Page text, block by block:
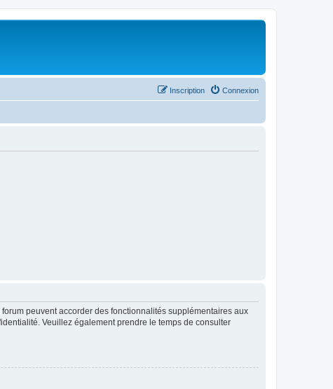
Connexion
Inscription
peuvent accorder des fonctionnalités supplémentaires aux
Veuillez également prendre le temps de consulter